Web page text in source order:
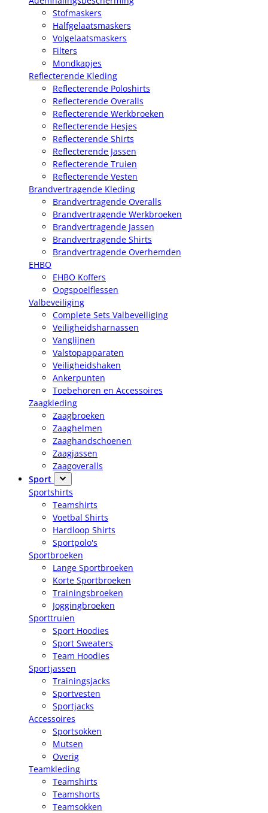
Stofmaskers
Halfgelaatsmaskers
Volgelaatsmaskers
Filters
Mondkapjes
Reflecterende Kleding
Reflecterende Poloshirts
Reflecterende Overalls
Reflecterende Werkbroeken
Reflecterende Hesjes
Reflecterende Shirts
Reflecterende Jassen
Reflecterende Truien
Reflecterende Vesten
Brandvertragende Kleding
Brandvertragende Overalls
Brandvertragende Werkbroeken
Brandvertragende Jassen
Brandvertragende Shirts
Brandvertragende Overhemden
EHBO
EHBO Koffers
Oogspoelflessen
Valbeveiliging
Complete Sets Valbeveiliging
Veiligheidsharnassen
Vanglijnen
Valstopapparaten
Veiligheidshaken
Ankerpunten
Toebehoren en Accessoires
Zaagkleding
Zaagbroeken
Zaaghelmen
Zaaghandschoenen
Zaagjassen
Zaagoveralls
Sport
Sportshirts
Teamshirts
Voetbal Shirts
Hardloop Shirts
Sportpolo's
Sportbroeken
Lange Sportbroeken
Korte Sportbroeken
Trainingsbroeken
Joggingbroeken
Sporttruien
Sport Hoodies
Sport Sweaters
Team Hoodies
Sportjassen
Trainingsjacks
Sportvesten
Sportjacks
Accessoires
Sportsokken
Mutsen
Overig
Teamkleding
Teamshirts
Teamshorts
Teamsokken